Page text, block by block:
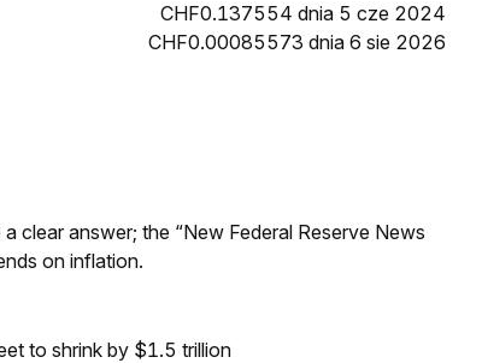
CHF0.137554 dnia 5 cze 2024
CHF0.00085573 dnia 6 sie 2026
clear answer; the “New Federal Reserve News
on inflation.
to shrink by $1.5 trillion